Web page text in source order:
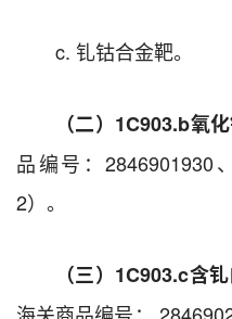
c. 钆钴合金靶。
（二）1C903.b氧
品编号：2846901930
2）。
（三）1C903.c含
海关商品编号：